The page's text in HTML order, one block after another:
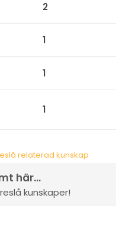
2
1
1
1
relaterad kunskap
här...
kunskaper!